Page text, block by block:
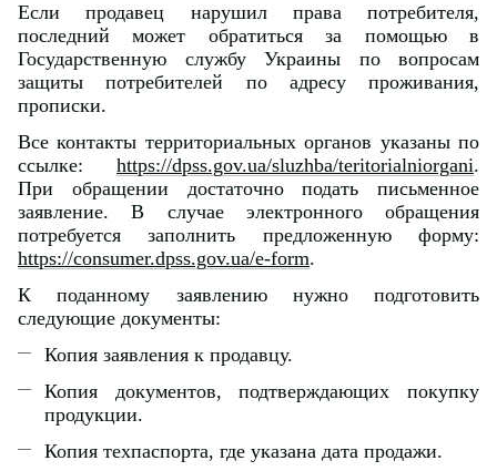
Если продавец нарушил права потребителя,
последний может обратиться за помощью в
Государственную службу Украины по вопросам
защиты потребителей по адресу проживания,
прописки.
Все контакты территориальных органов указаны по
ссылке: https://dpss.gov.ua/sluzhba/teritorialniorgani.
При обращении достаточно подать письменное
заявление. В случае электронного обращения
потребуется заполнить предложенную форму:
https://consumer.dpss.gov.ua/e-form.
К поданному заявлению нужно подготовить
следующие документы:
Копия заявления к продавцу.
Копия документов, подтверждающих покупку
продукции.
Копия техпаспорта, где указана дата продажи.